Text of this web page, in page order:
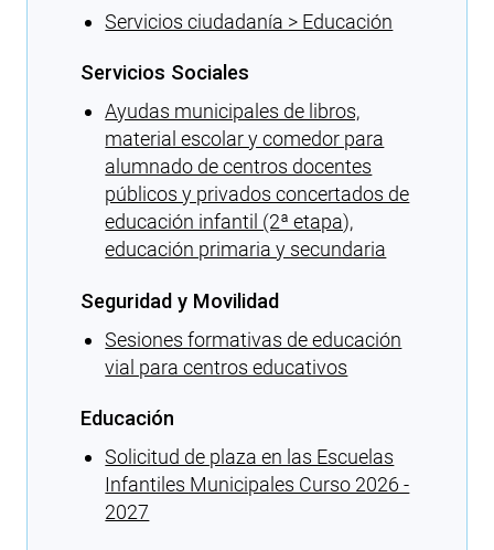
Servicios ciudadanía > Educación
Servicios Sociales
Ayudas municipales de libros,
material escolar y comedor para
alumnado de centros docentes
públicos y privados concertados de
educación infantil (2ª etapa),
educación primaria y secundaria
Seguridad y Movilidad
Sesiones formativas de educación
vial para centros educativos
Educación
Solicitud de plaza en las Escuelas
Infantiles Municipales Curso 2026 -
2027